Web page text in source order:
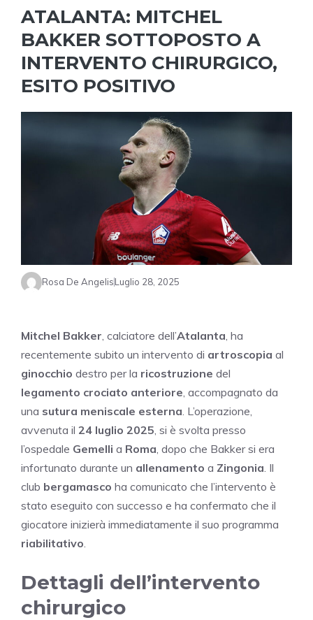
ATALANTA: MITCHEL
BAKKER SOTTOPOSTO A
INTERVENTO CHIRURGICO,
ESITO POSITIVO
Rosa De AngelisLuglio 28, 2025
Mitchel Bakker , calciatore dell’Atalanta , ha
recentemente subito un intervento di artroscopia al
ginocchio destro per la ricostruzione del
legamento crociato anteriore , accompagnato da
una sutura meniscale esterna . L’operazione,
avvenuta il 24 luglio 2025 , si è svolta presso
l’ospedale Gemelli a Roma , dopo che Bakker si era
infortunato durante un allenamento a Zingonia . Il
club bergamasco ha comunicato che l’intervento è
stato eseguito con successo e ha confermato che il
giocatore inizierà immediatamente il suo programma
riabilitativo
Dettagli dell’intervento
chirurgico